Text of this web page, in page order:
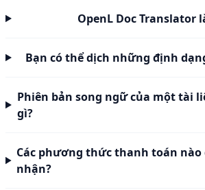
OpenL Doc Translator
Bạn có thể dịch những định
Phiên bản song ngữ của một tài
gì?
Các phương thức thanh toán nào
nhận?